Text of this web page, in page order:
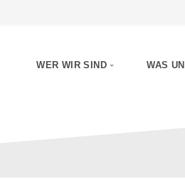
WER WIR SIND WAS